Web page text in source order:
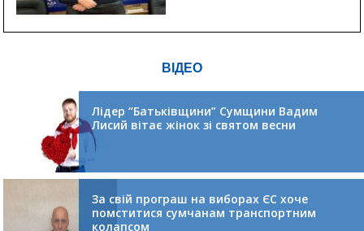
ВІДЕО
Лідер “Батьківщини” Сумщини Вадим
Лисий вітає жінок зі святом весни
За свій програш на виборах ЄС хоче
помститися сумчанам транспортним
колапсом